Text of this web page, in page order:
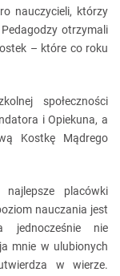
nauczycieli, którzy
otrzymali
– które co roku
społeczności
i Opiekuna, a
Kostkę Mądrego
placówki
nauczania jest
jednocześnie nie
mnie w ulubionych
w wierze.